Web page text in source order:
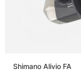
Shimano Alivio FA